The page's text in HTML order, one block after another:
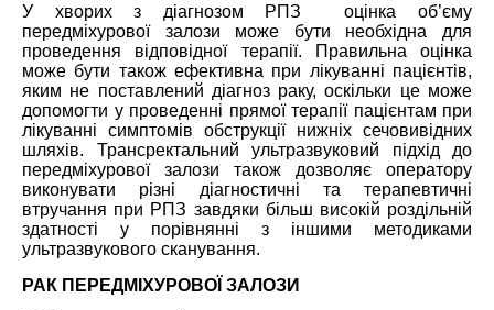
У хворих з діагнозом РПЗ оцінка об’єму
передміхурової залози може бути необхідна для
проведення відповідної терапії.
Правильна оцінка
може бути також ефективна при лікуванні пацієнтів,
яким не поставлений діагноз раку,оскільки це може
допомогти у проведенні прямої терапії пацієнтам при
лікуванні симптомів обструкції нижніх сечовивідних
шляхів. Трансректальний ультразвуковий підхід до
передміхурової залози також дозволяє оператору
виконувати різні діагностичні та терапевтичні
втручання при РПЗ завдяки більш високій роздільній
здатності у порівнянні з іншими методиками
ультразвукового сканування.
РАК ПЕРЕДМІХУРОВОЇ ЗАЛОЗИ